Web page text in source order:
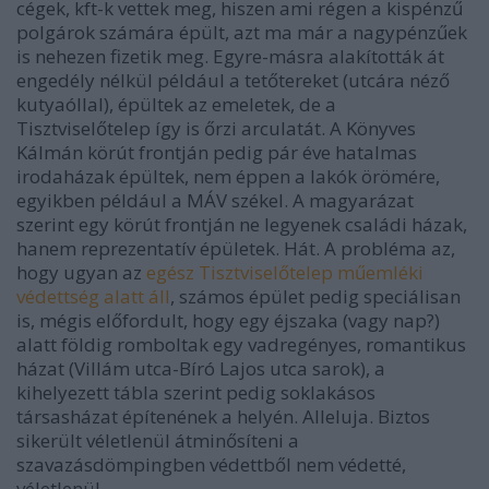
cégek, kft-k vettek meg, hiszen ami régen a kispénzű
polgárok számára épült, azt ma már a nagypénzűek
is nehezen fizetik meg. Egyre-másra alakították át
engedély nélkül például a tetőtereket (utcára néző
kutyaóllal), épültek az emeletek, de a
Tisztviselőtelep így is őrzi arculatát. A Könyves
Kálmán körút frontján pedig pár éve hatalmas
irodaházak épültek, nem éppen a lakók örömére,
egyikben például a MÁV székel. A magyarázat
szerint egy körút frontján ne legyenek családi házak,
hanem reprezentatív épületek. Hát. A probléma az,
hogy ugyan az egész Tisztviselőtelep műemléki
védettség alatt áll, számos épület pedig speciálisan
is, mégis előfordult, hogy egy éjszaka (vagy nap?)
alatt földig romboltak egy vadregényes, romantikus
házat (Villám utca-Bíró Lajos utca sarok), a
kihelyezett tábla szerint pedig soklakásos
társasházat építenének a helyén. Alleluja. Biztos
sikerült véletlenül átminősíteni a
szavazásdömpingben védettből nem védetté,